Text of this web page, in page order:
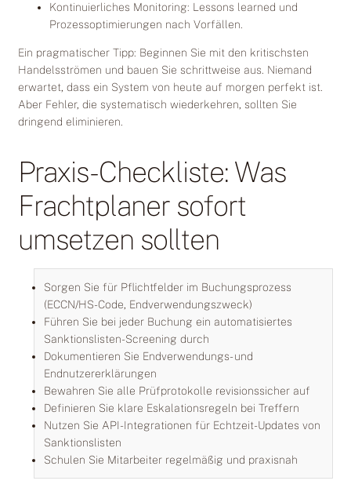
Kontinuierliches Monitoring: Lessons learned und
Prozessoptimierungen nach Vorfällen.
Ein pragmatischer Tipp: Beginnen Sie mit den kritischsten
Handelsströmen und bauen Sie schrittweise aus. Niemand
erwartet, dass ein System von heute auf morgen perfekt ist.
Aber Fehler, die systematisch wiederkehren, sollten Sie
dringend eliminieren.
Praxis-Checkliste: Was
Frachtplaner sofort
umsetzen sollten
Sorgen Sie für Pflichtfelder im Buchungsprozess
(ECCN/HS-Code, Endverwendungszweck)
Führen Sie bei jeder Buchung ein automatisiertes
Sanktionslisten-Screening durch
Dokumentieren Sie Endverwendungs- und
Endnutzererklärungen
Bewahren Sie alle Prüfprotokolle revisionssicher auf
Definieren Sie klare Eskalationsregeln bei Treffern
Nutzen Sie API-Integrationen für Echtzeit-Updates von
Sanktionslisten
Schulen Sie Mitarbeiter regelmäßig und praxisnah